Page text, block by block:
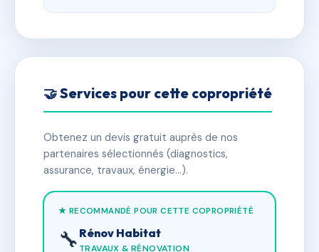
🤝 Services pour cette copropriété
Obtenez un devis gratuit auprès de nos
partenaires sélectionnés (diagnostics,
assurance, travaux, énergie…).
★ RECOMMANDÉ POUR CETTE COPROPRIÉTÉ
🔧 Rénov Habitat
TRAVAUX & RÉNOVATION